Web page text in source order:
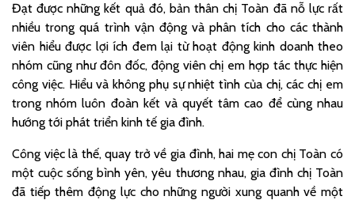
Đạt được những kết quả đó, bản thân chị Toàn đã nỗ lực rất
nhiều trong quá trình vận động và phân tích cho các thành
viên hiểu được lợi ích đem lại từ hoạt động kinh doanh theo
nhóm cũng như đôn đốc, động viên chị em hợp tác thực hiện
công việc. Hiểu và không phụ sự nhiệt tình của chị, các chị em
trong nhóm luôn đoàn kết và quyết tâm cao để cùng nhau
hướng tới phát triển kinh tế gia đình.
Công việc là thế, quay trở về gia đình, hai mẹ con chị Toàn có
một cuộc sống bình yên, yêu thương nhau, gia đình chị Toàn
đã tiếp thêm động lực cho những người xung quanh về một